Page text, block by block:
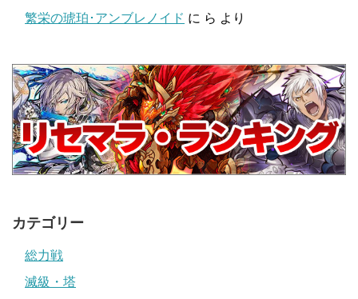
繁栄の琥珀･アンブレノイド に ら より
カテゴリー
総力戦
滅級・塔